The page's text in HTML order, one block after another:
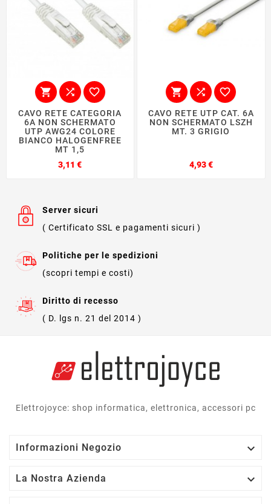
  
CAVO RETE CATEGORIA
6A NON SCHERMATO
UTP AWG24 COLORE
BIANCO HALOGENFREE
MT 1,5
3,11 €Prezzo
  
CAVO RETE UTP CAT. 6A
NON SCHERMATO LSZH
MT. 3 GRIGIO
4,93 €Prezzo
Server sicuri
( Certificato SSL e pagamenti sicuri )
Politiche per le spedizioni
(scopri tempi e costi)
Diritto di recesso
( D. lgs n. 21 del 2014 )
Elettrojoyce: shop informatica, elettronica, accessori pc
Informazioni Negozio 
La Nostra Azienda 